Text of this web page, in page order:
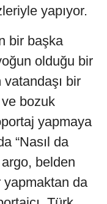
yapıyor.
bir başka
olduğu bir
bir
ve bozuk
yapmaya
“Nasıl da
belden
yapmaktan da